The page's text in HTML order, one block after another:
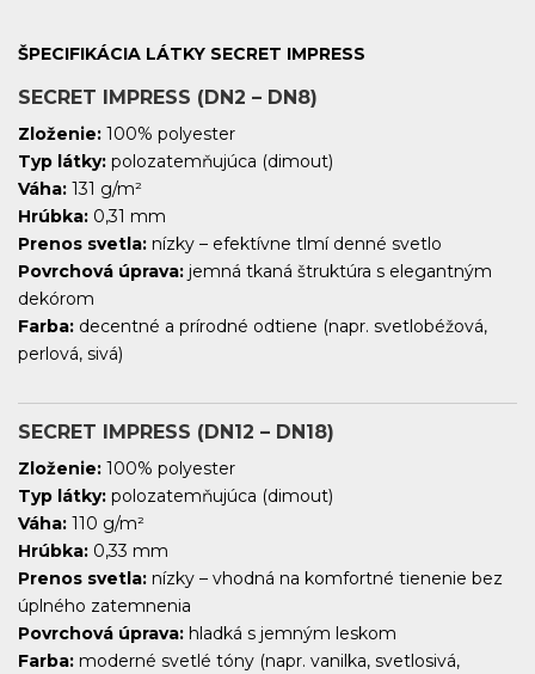
ŠPECIFIKÁCIA LÁTKY SECRET IMPRESS
SECRET IMPRESS (DN2 – DN8)
Zloženie: 100% polyester
Typ látky: polozatemňujúca (dimout)
Váha: 131 g/m²
Hrúbka: 0,31 mm
Prenos svetla: nízky – efektívne tlmí denné svetlo
Povrchová úprava: jemná tkaná štruktúra s elegantným
dekórom
Farba: decentné a prírodné odtiene (napr. svetlobéžová,
perlová, sivá)
SECRET IMPRESS (DN12 – DN18)
Zloženie: 100% polyester
Typ látky: polozatemňujúca (dimout)
Váha: 110 g/m²
Hrúbka: 0,33 mm
Prenos svetla: nízky – vhodná na komfortné tienenie bez
úplného zatemnenia
Povrchová úprava: hladká s jemným leskom
Farba: moderné svetlé tóny (napr. vanilka, svetlosivá,